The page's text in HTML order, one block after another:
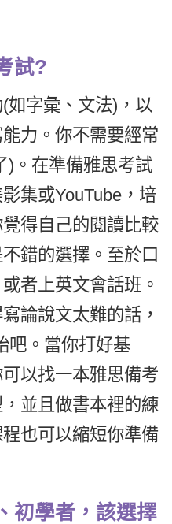
試?
如字彙、文法)，以
力。你不需要經常
)。在準備雅思考試
集或YouTube，培
得自己的閱讀比較
錯的選擇。至於口
者上英文會話班。
論說文太難的話，
吧。當你打好基
以找一本雅思備考
並且做書本裡的練
也可以縮短你準備
初學者，該選擇